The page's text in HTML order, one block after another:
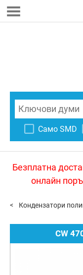
Само SMD
Безплатна
онлайн
Кондензатори
CW